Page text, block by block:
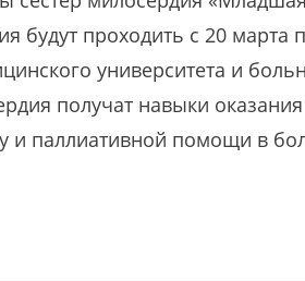
будут проходить с 20 марта
университета и
получат навыки
и паллиативной помощи в